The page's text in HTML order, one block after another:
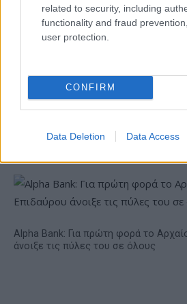
related to security, including
functionality and fraud
user protection.
CONFIRM
Data Deletion Data Access
18η συνεχόμενη χρονιά για τον ΟΤΕ
Alpha Bank: Για πρώτη φορά το
άνοιξε τις πύλες του σε όλους